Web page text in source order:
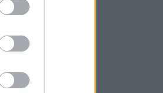
επενδυτών παρότι το hedge fund
βρέθηκε στα όρια της κατάρρευσης
ΙΣΑ: Ζητά άμεση αναστολή της
υποχρεωτικής καταχώρισης
Αποθετήριο
Η ακραία ζέστη δημιουργεί μια νέα